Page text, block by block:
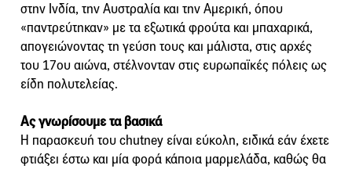
στην Ινδία, την Αυστραλία και την Αμερική, όπου
«παντρεύτηκαν» με τα εξωτικά φρούτα και μπαχαρικά,
απογειώνοντας τη γεύση τους και μάλιστα, στις αρχές
του 17ου αιώνα, στέλνονταν στις ευρωπαϊκές πόλεις ως
είδη πολυτελείας.
Ας γνωρίσουμε τα βασικά
Η παρασκευή του chutney είναι εύκολη, ειδικά εάν έχετε
φτιάξει έστω και μία φορά κάποια μαρμελάδα, καθώς θα